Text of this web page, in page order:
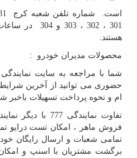
301 ، 302 ،
هستند.
محصولات مدیران خودرو :
حضوری می توانید از آخرین
ام و نحوه پرداخت تسهیلات باخبر
تفاوت نمایندگی
فروش ماهر ، امکان تست درایو
تمامی شعبات و ارسال رایگان
برگشت مشتریان با اسنپ و امکان